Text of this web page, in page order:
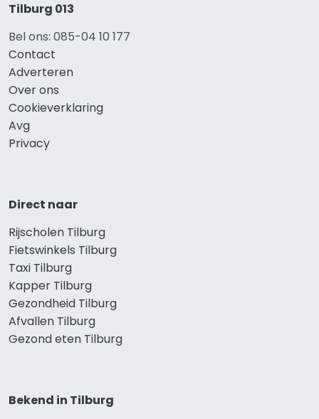
Tilburg 013
Bel ons: 085-04 10 177
Contact
Adverteren
Over ons
Cookieverklaring
Avg
Privacy
Direct naar
Rijscholen Tilburg
Fietswinkels Tilburg
Taxi Tilburg
Kapper Tilburg
Gezondheid Tilburg
Afvallen Tilburg
Gezond eten Tilburg
Bekend in Tilburg